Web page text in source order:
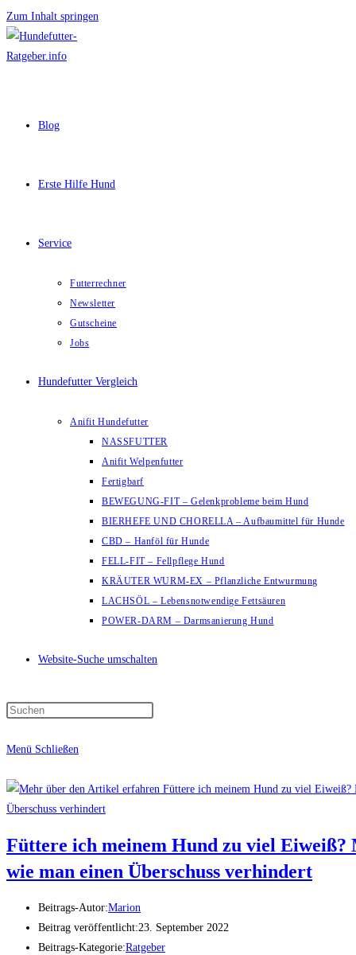
Zum Inhalt springen
Blog
Erste Hilfe Hund
Service
Futterrechner
Newsletter
Gutscheine
Jobs
Hundefutter Vergleich
Anifit Hundefutter
NASSFUTTER
Anifit Welpenfutter
Fertigbarf
BEWEGUNG-FIT – Gelenkprobleme beim Hund
BIERHEFE UND CHORELLA – Aufbaumittel für Hunde
CBD – Hanföl für Hunde
FELL-FIT – Fellpflege Hund
KRÄUTER WURM-EX – Pflanzliche Entwurmung
LACHSÖL – Lebensnotwendige Fettsäuren
POWER-DARM – Darmsanierung Hund
Website-Suche umschalten
Menü Schließen
Füttere ich meinem Hund zu viel Eiweiß?
wie man einen Überschuss verhindert
Beitrags-Autor:Marion
Beitrag veröffentlicht:23. September 2022
Beitrags-Kategorie:Ratgeber